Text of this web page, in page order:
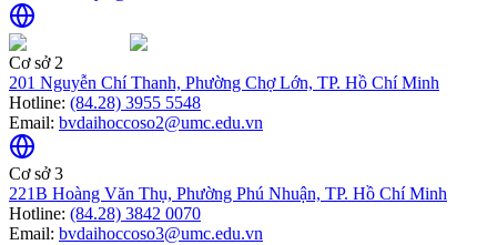
Cơ sở 2
201 Nguyễn Chí Thanh, Phường Chợ Lớn, TP. Hồ Chí Minh
Hotline: (84.28) 3955 5548
Email: bvdaihoccoso2@umc.edu.vn
Cơ sở 3
221B Hoàng Văn Thụ, Phường Phú Nhuận, TP. Hồ Chí Minh
Hotline: (84.28) 3842 0070
Email: bvdaihoccoso3@umc.edu.vn